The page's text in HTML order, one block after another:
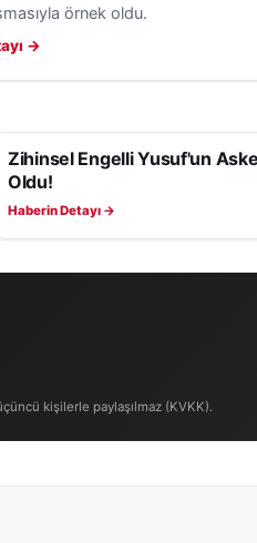
örnek oldu.
→
YAŞAM
Zihinsel Engelli Yusuf'un
Oldu!
Haberin Detayı →
kişilerle paylaşılmaz (KVKK).